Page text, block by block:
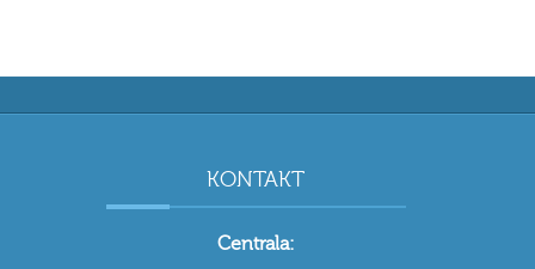
KONTAKT
Centrala: